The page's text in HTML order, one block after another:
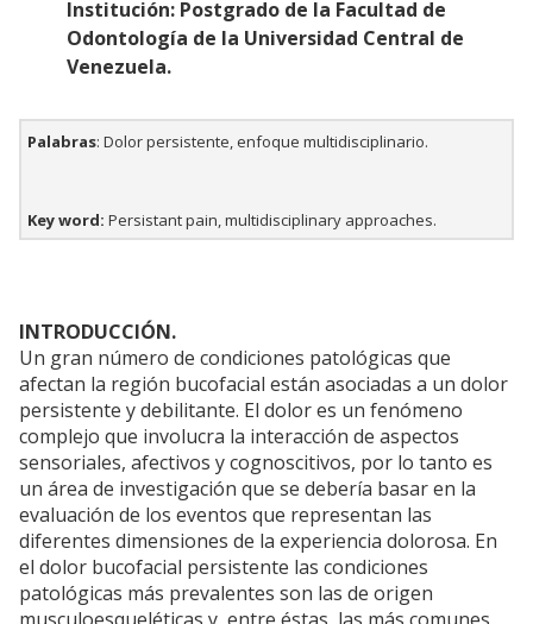
Institución: Postgrado de la Facultad de
Odontología de la Universidad Central de
Venezuela.
Palabras: Dolor persistente, enfoque multidisciplinario.
Key word: Persistant pain, multidisciplinary approaches.
INTRODUCCIÓN.
Un gran número de condiciones patológicas que
afectan la región bucofacial están asociadas a un dolor
persistente y debilitante. El dolor es un fenómeno
complejo que involucra la interacción de aspectos
sensoriales, afectivos y cognoscitivos, por lo tanto es
un área de investigación que se debería basar en la
evaluación de los eventos que representan las
diferentes dimensiones de la experiencia dolorosa. En
el dolor bucofacial persistente las condiciones
patológicas más prevalentes son las de origen